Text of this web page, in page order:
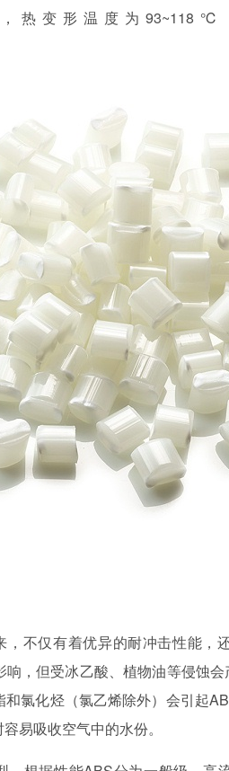
热变形温度为93~118℃
不仅有着优异的耐冲击性能，
，但受冰乙酸、植物油等侵蚀
氯化烃（氯乙烯除外）会引起
易吸收空气中的水份。